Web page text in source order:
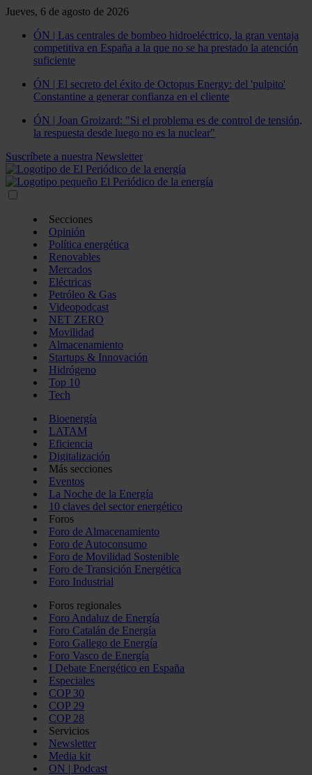
Jueves, 6 de agosto de 2026
ÓN | Las centrales de bombeo hidroeléctrico, la gran ventaja
competitiva en España a la que no se ha prestado la atención
suficiente
ÓN | El secreto del éxito de Octopus Energy: del 'pulpito'
Constantine a generar confianza en el cliente
ÓN | Joan Groizard: "Si el problema es de control de tensión,
la respuesta desde luego no es la nuclear"
Suscríbete a nuestra Newsletter
Secciones
Opinión
Política energética
Renovables
Mercados
Eléctricas
Petróleo & Gas
Videopodcast
NET ZERO
Movilidad
Almacenamiento
Startups & Innovación
Hidrógeno
Top 10
Tech
Bioenergía
LATAM
Eficiencia
Digitalización
Más secciones
Eventos
La Noche de la Energía
10 claves del sector energético
Foros
Foro de Almacenamiento
Foro de Autoconsumo
Foro de Movilidad Sostenible
Foro de Transición Energética
Foro Industrial
Foros regionales
Foro Andaluz de Energía
Foro Catalán de Energía
Foro Gallego de Energía
Foro Vasco de Energía
I Debate Energético en España
Especiales
COP 30
COP 29
COP 28
Servicios
Newsletter
Media kit
ON | Podcast